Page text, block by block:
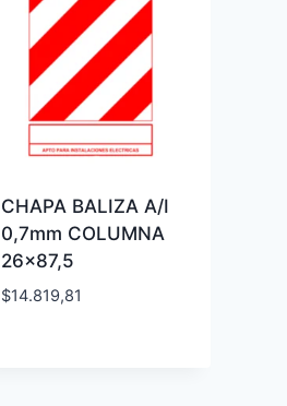
CHAPA BALIZA A/I
0,7mm COLUMNA
26×87,5
$14.819,81